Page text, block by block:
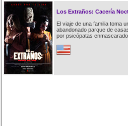
Los Extraños: Cacería
El viaje de una familia toma
abandonado parque de
por psicópatas